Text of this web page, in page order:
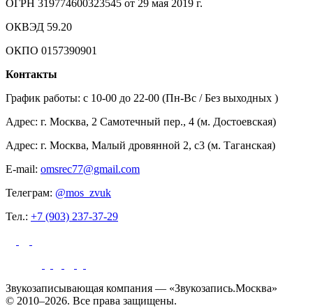
ОГРН 319774600323545 от 29 мая 2019 г.
ОКВЭД 59.20
ОКПО 0157390901
Контакты
График работы: c 10-00 до 22-00 (Пн-Вс / Без выходных )
Адрес: г. Москва, 2 Самотечный пер., 4 (м. Достоевская)
Адрес: г. Москва, Малый дровянной 2, с3 (м. Таганская)
E-mail: omsrec77@gmail.com
Телеграм: @mos_zvuk
Тел.: +7 (903) 237-37-29
Звукозаписывающая компания — «Звукозапись.Москва»
© 2010–2026. Все права защищены.